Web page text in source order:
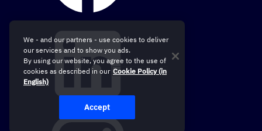
We - and our partners - use cookies to deliver
our services and to show you ads.
By using our website, you agree to the use of
cookies as described in our Cookie Policy (in
English)
Accept